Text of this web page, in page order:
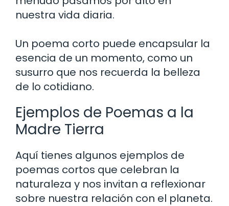
nuestra vida diaria.
Un poema corto puede encapsular la
esencia de un momento, como un
susurro que nos recuerda la belleza
de lo cotidiano.
Ejemplos de Poemas a la
Madre Tierra
Aquí tienes algunos ejemplos de
poemas cortos que celebran la
naturaleza y nos invitan a reflexionar
sobre nuestra relación con el planeta.